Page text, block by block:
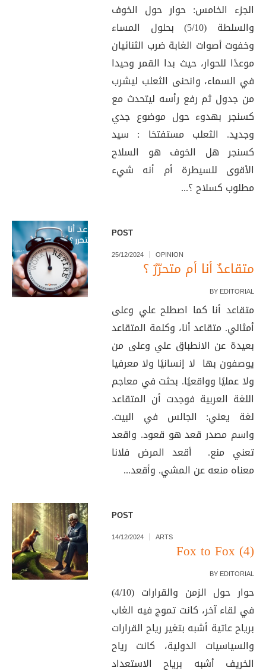
الجزء الخامس: حوار حول الخوف
والسلطة (5/10) بحلول المساء
وخفوت أصوات الغابة ضرب الثنائيان
موعدًا للحوار، حيث بدا القمر وحيدا
في السماء، وانحنى الثعلب ليشرب
من جدول ثم رفع رأسه ليتحدث مع
كسنجر بهدوء حول موضوع جدي
وجديد. الثعلب مستفتحَا : سيد
كسنجر هل الخوف هو السلاح
الأقوى للسيطرة أم أنه شيء
مطلوب كسلاح ؟...
POST
25/12/2024 OPINION
متقاعدٌ أنا أم متحرّرٌ ؟
BY EDITORIAL
متقاعد أنا كما اصطلح علي وعلى
أمثالي. متقاعد أنا، وكلمة المتقاعد
بعيدة عن الانطباق علي وعلى من
يوصفون بها لا إنسانيًا ولا معرفيا
ولا عمليًا وواقعيًا. بحثت في معاجم
اللغة العربية فوجدت أن المتقاعد
لغة يعني: الجالس في البيت.
واسم مصدر قعد هو قعود. واقعد
تعني منع. أقعد المرض فلانا
معناه منعه عن المشي. وأقعد...
POST
14/12/2024 ARTS
Fox to Fox (4)
BY EDITORIAL
حوار حول الزمن والقرارات (4/10)
في لقاء آخر، كانت تموج فيه الغاب
برياح عاتية أشبه بتغير رياح القرارات
والسياسيات الدولية، كانت رياح
الخريف أشبه برياح الاستعداد